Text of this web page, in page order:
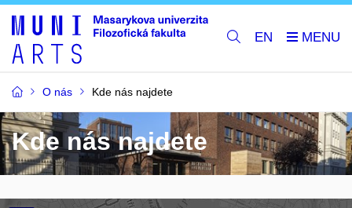
EN
O nás Kde nás najdete
Kde nás najdete